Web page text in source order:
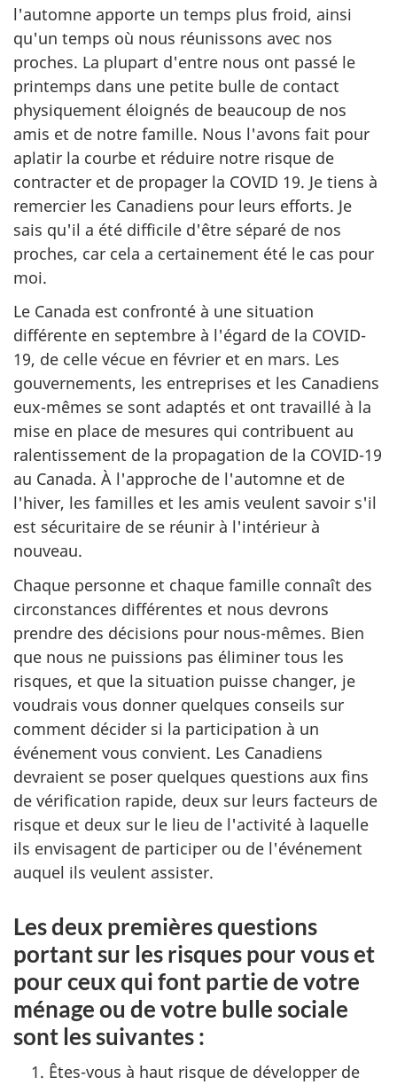
l'automne apporte un temps plus froid, ainsi
qu'un temps où nous réunissons avec nos
proches. La plupart d'entre nous ont passé le
printemps dans une petite bulle de contact
physiquement éloignés de beaucoup de nos
amis et de notre famille. Nous l'avons fait pour
aplatir la courbe et réduire notre risque de
contracter et de propager la COVID 19. Je tiens à
remercier les Canadiens pour leurs efforts. Je
sais qu'il a été difficile d'être séparé de nos
proches, car cela a certainement été le cas pour
moi.
Le Canada est confronté à une situation
différente en septembre à l'égard de la COVID-
19, de celle vécue en février et en mars. Les
gouvernements, les entreprises et les Canadiens
eux-mêmes se sont adaptés et ont travaillé à la
mise en place de mesures qui contribuent au
ralentissement de la propagation de la COVID-19
au Canada. À l'approche de l'automne et de
l'hiver, les familles et les amis veulent savoir s'il
est sécuritaire de se réunir à l'intérieur à
nouveau.
Chaque personne et chaque famille connaît des
circonstances différentes et nous devrons
prendre des décisions pour nous-mêmes. Bien
que nous ne puissions pas éliminer tous les
risques, et que la situation puisse changer, je
voudrais vous donner quelques conseils sur
comment décider si la participation à un
événement vous convient. Les Canadiens
devraient se poser quelques questions aux fins
de vérification rapide, deux sur leurs facteurs de
risque et deux sur le lieu de l'activité à laquelle
ils envisagent de participer ou de l'événement
auquel ils veulent assister.
Les deux premières questions
portant sur les risques pour vous et
pour ceux qui font partie de votre
ménage ou de votre bulle sociale
sont les suivantes :
Êtes-vous à haut risque de développer de